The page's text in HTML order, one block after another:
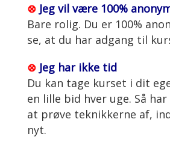
⊗ Jeg vil være 100%
Bare rolig. Du er 100%
se, at du har adgang til
⊗ Jeg har ikke tid
Du kan tage kurset i dit
en lille bid hver uge. Så
at prøve teknikkerne af,
nyt.